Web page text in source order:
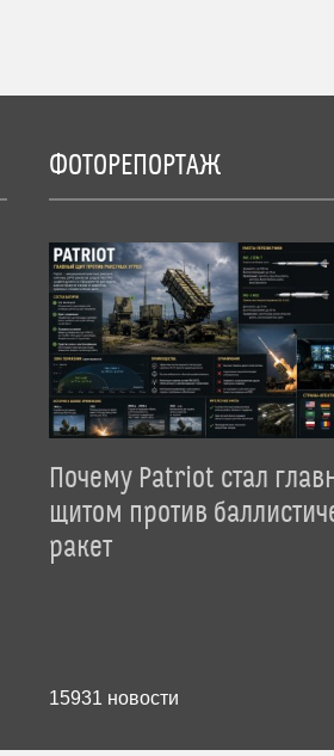
ФОТОРЕПОРТАЖ
Почему Patriot стал
щитом против
ракет
15931 новости